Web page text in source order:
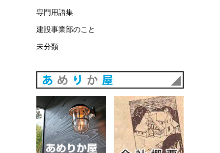
専門用語集
建設事業部のこと
未分類
あめりか屋WEBサイト